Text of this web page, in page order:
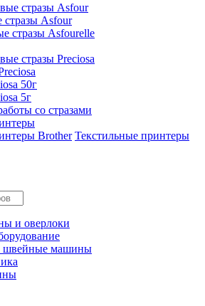
стразы Asfour
стразы Asfour
стразы Asfourelle
стразы Preciosa
50г
5г
со стразами
Brother Текстильные принтеры
и оверлоки
машины